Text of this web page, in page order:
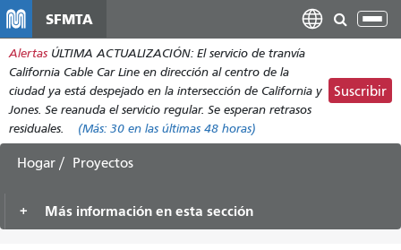
contenido
principal
SFMTA
Alertas ÚLTIMA ACTUALIZACIÓN: El servicio de tranvía
California Cable Car Line en dirección al centro de la
ciudad ya está despejado en la intersección de California y
Jones. Se reanuda el servicio regular. Se esperan retrasos
residuales.
(Más: 30 en las últimas 48 horas)
Suscribir
Hogar Proyectos
Más información en esta sección